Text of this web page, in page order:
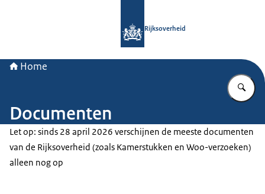
Rijksoverheid
Home
Documenten
Let op: sinds 28 april 2026 verschijnen de meeste documenten
van de Rijksoverheid (zoals Kamerstukken en Woo-verzoeken)
alleen nog op